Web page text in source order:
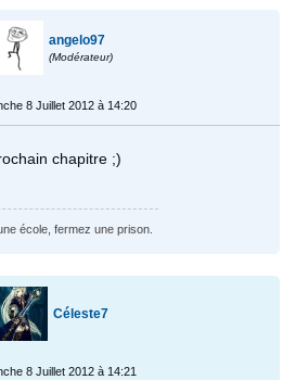
angelo97
(Modérateur)
8 Juillet 2012 à 14:20
chapitre ;)
école, fermez une prison.
Céleste7
8 Juillet 2012 à 14:21